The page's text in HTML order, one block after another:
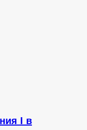
I в